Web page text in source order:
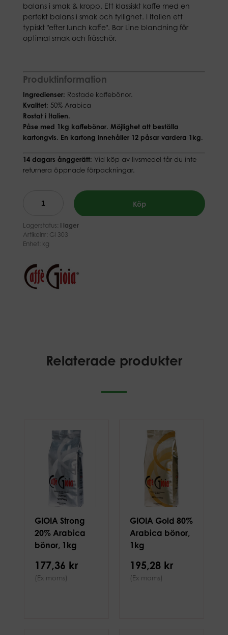
balans i smak & kropp. Ett klassiskt kaffe med en
perfekt balans i smak och fyllighet. I Italien ett
typiskt "efter lunch kaffe". Bar Line blandning för
optimal smak och fräschör.
Produktinformation
Ingredienser: Rostade kaffebönor.
Kvalitet: 50% Arabica
Rostat i Italien.
Påse med 1kg kaffebönor. Möjlighet att beställa
kartongvis. En kartong innehåller 12 påsar vardera 1kg.
14 dagars ånggerätt: Vid köp av livsmedel får du inte
returnera öppnade förpackningar.
Köp
Lagerstatus: I lager
Artikelnr: GI 303
Enhet: kg
Relaterade produkter
GIOIA Strong
20% Arabica
bönor, 1kg
177,36 kr
(Ex moms)
GIOIA Gold 80%
Arabica bönor,
1kg
195,28 kr
(Ex moms)